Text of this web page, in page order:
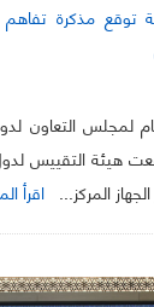
توقع مذكرة
لمجلس التعاون
هيئة التقييس
المركز... اقرأ